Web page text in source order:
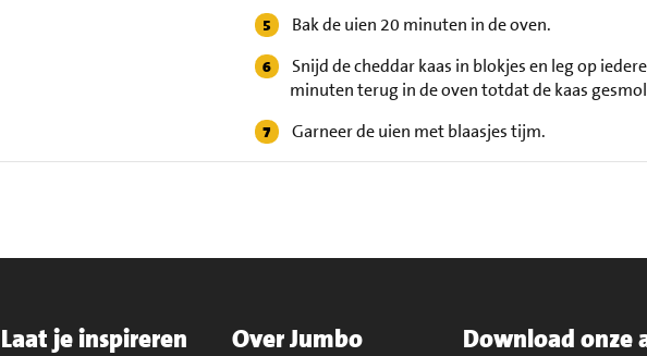
Bak de uien 20 minuten in de oven.
Snijd de cheddar kaas in blokjes en leg op
minuten terug in de oven totdat de kaas
Garneer de uien met blaasjes tijm.
Laat je inspireren Over Jumbo Download onze